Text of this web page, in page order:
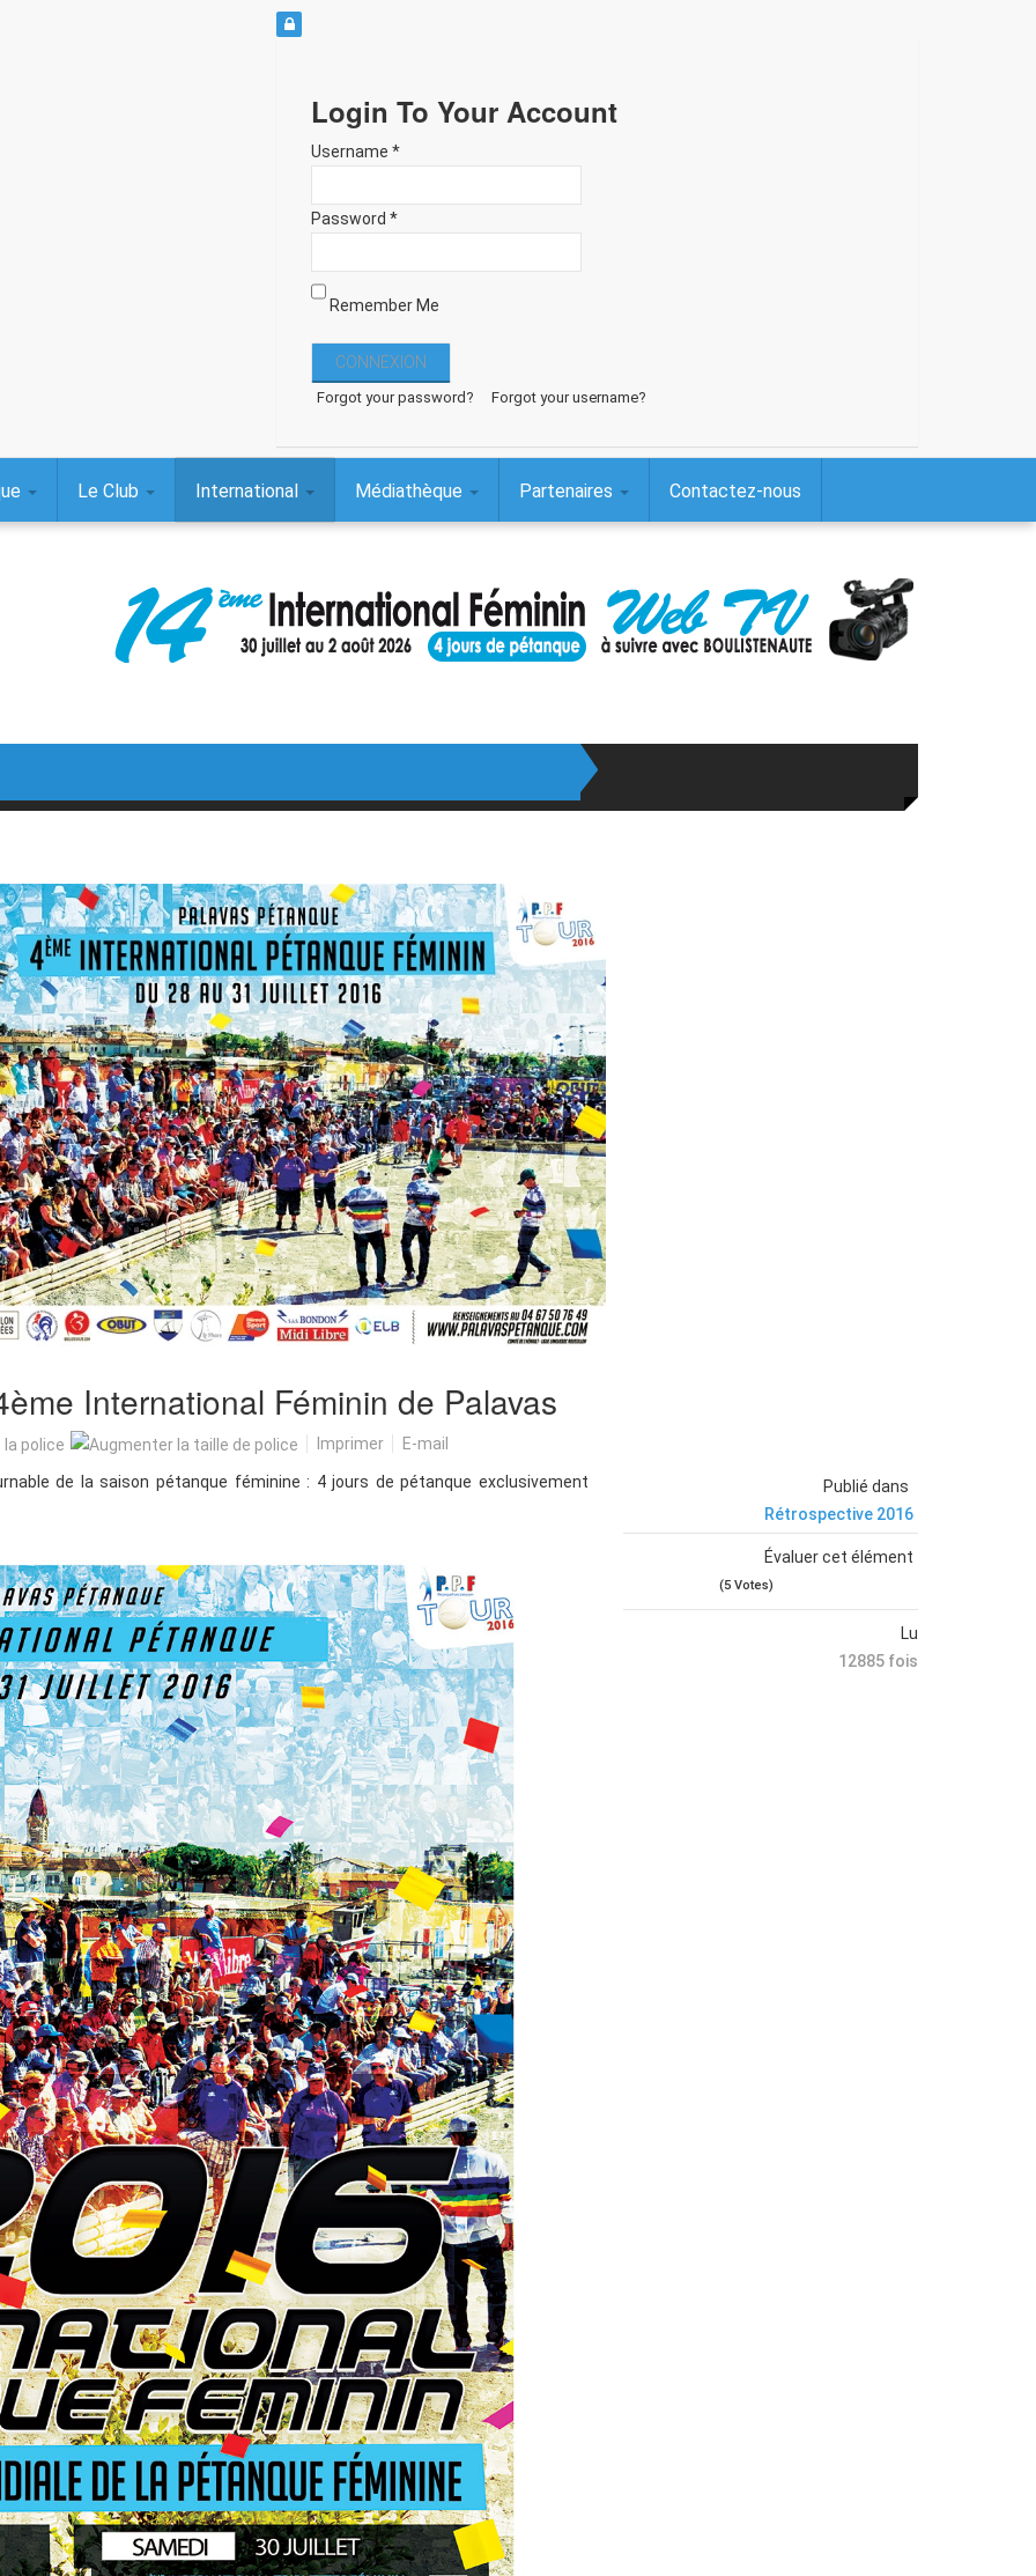
Login To Your Account
Username *
Password *
Remember Me
Forgot your password? Forgot your username?
Le Club International Médiathèque Partenaires Contactez-nous
International Féminin de Palavas
Imprimer E-mail
Publié dans
Rétrospective 2016
Évaluer cet élément
(5 Votes)
Lu
12885 fois
de la saison pétanque féminine : 4 jours de pétanque exclusivement